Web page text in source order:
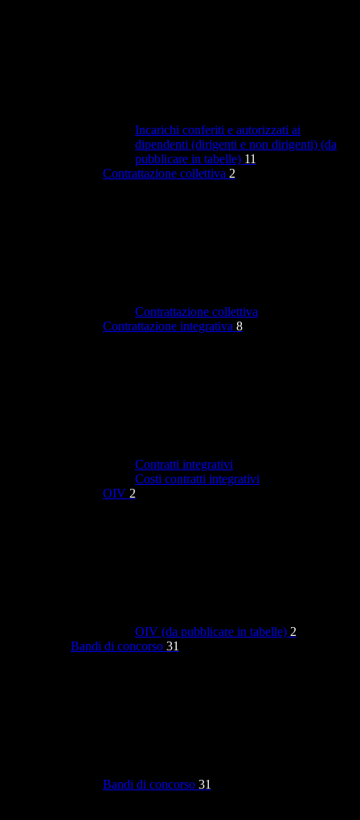
Incarichi conferiti e autorizzati ai
dipendenti (dirigenti e non dirigenti) (da
pubblicare in tabelle) 11
Contrattazione collettiva 2
Contrattazione collettiva
Contrattazione integrativa 8
Contratti integrativi
Costi contratti integrativi
OIV 2
OIV (da pubblicare in tabelle) 2
Bandi di concorso 31
Bandi di concorso 31